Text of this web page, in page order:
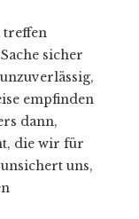
treffen
sicher
empfinden
dann,
die wir für
uns,